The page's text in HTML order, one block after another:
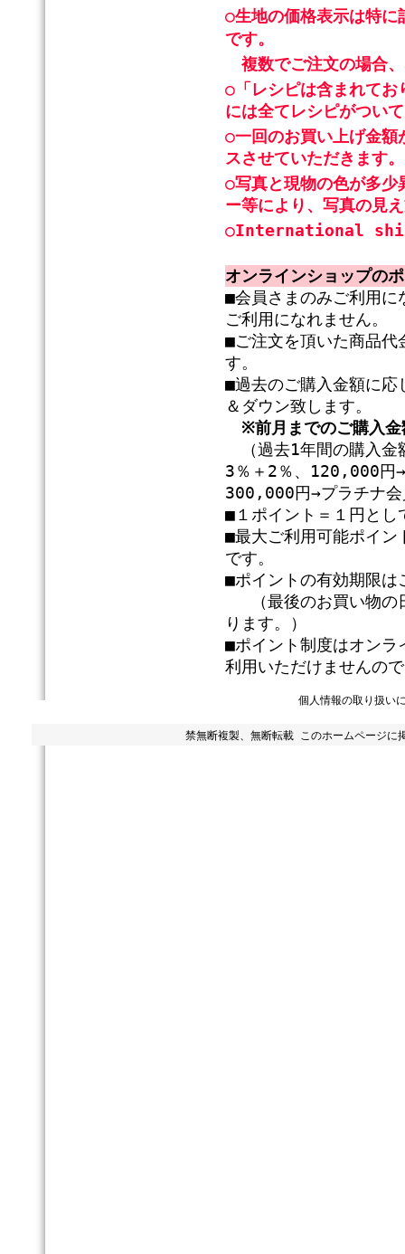
○生地の価格表示は特に
です。
複数でご注文の場合
○「レシピは含まれてお
には全てレシピがつい
○一回のお買い上げ金
スさせていただきます。
○写真と現物の色が多少
ー等により、写真の見
○International
オンラインショップの
■会員さまのみご利用に
ご利用になれません。
■ご注文を頂いた商品代
す。
■過去のご購入金額に応
＆ダウン致します。
※前月までのご購入
（過去1年間の購入
3％＋2％、120,000円
300,000円→プラチナ会
■１ポイント＝１円とし
■最大ご利用可能ポイン
です。
■ポイントの有効期限は
（最後のお買い物の
ります。）
■ポイント制度はオン
利用いただけませんの
個人情報の取り扱い
禁無断複製、無断転載 このホームページに